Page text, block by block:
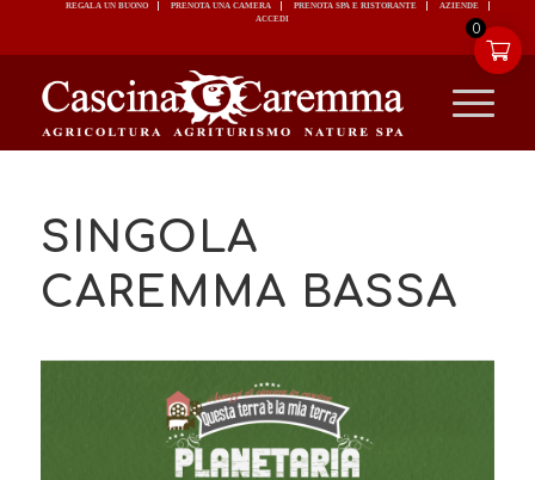
0
REGALA UN BUONO PRENOTA UNA CAMERA PRENOTA SPA E RISTORANTE
SINGOLA
CAREMMA BASSA